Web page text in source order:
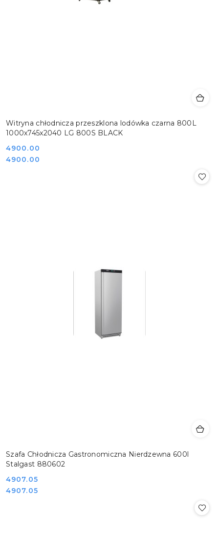
Witryna chłodnicza przeszklona lodówka czarna 800L
1000x745x2040 LG 800S BLACK
Cena:
4900.00
Cena:
4900.00
Szafa Chłodnicza Gastronomiczna Nierdzewna 600l
Stalgast 880602
Cena:
4907.05
Cena:
4907.05